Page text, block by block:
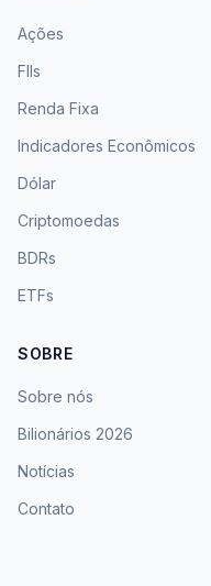
Ações
FIIs
Renda Fixa
Indicadores Econômicos
Dólar
Criptomoedas
BDRs
ETFs
SOBRE
Sobre nós
Bilionários 2026
Notícias
Contato